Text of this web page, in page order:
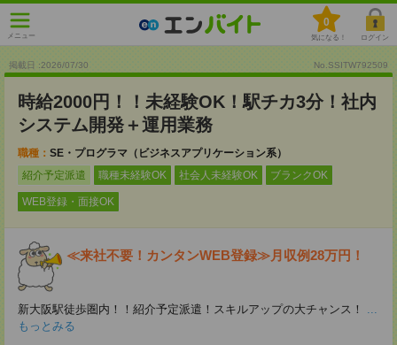
メニュー
0
気になる！ ログイン
掲載日 :2026/07/30 No.SSITW792509
時給2000円！！未経験OK！駅チカ3分！社内
システム開発＋運用業務
職種： SE・プログラマ（ビジネスアプリケーション系）
紹介予定派遣
職種未経験OK 社会人未経験OK ブランクOK
WEB登録・面接OK
≪来社不要！カンタンWEB登録≫月収例28万円！
新大阪駅徒歩圏内！！紹介予定派遣！スキルアップの大チャンス！
...
もっとみる